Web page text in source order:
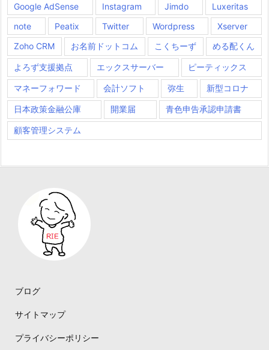
Google AdSense
Instagram Jimdo
Luxeritas
note
Peatix Twitter Wordpress
Xserver
Zoho CRM
お名前ドットコム こくちーず める配くん
よろず支援拠点 エックスサーバー ピーティックス
マネーフォワード 会計ソフト 弥生 新型コロナ
日本政策金融公庫 開業届 青色申告承認申請書
顧客管理システム
ブログ
サイトマップ
プライバシーポリシー